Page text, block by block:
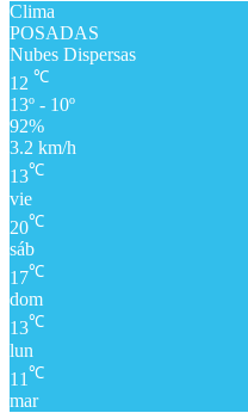
Clima
POSADAS
Nubes Dispersas
12 ℃
13º - 10º
92%
3.2 km/h
13℃
vie
20℃
sáb
17℃
dom
13℃
lun
11 ℃
mar